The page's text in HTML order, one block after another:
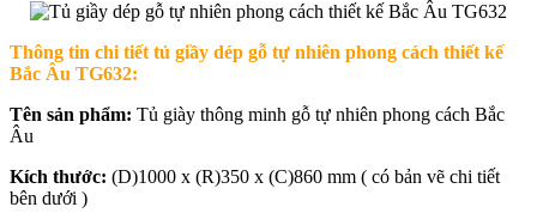
Thông tin chi tiết tủ giầy dép gỗ tự nhiên phong cách thiết kế
Bắc Âu TG632:
Tên sản phẩm: Tủ giày thông minh gỗ tự nhiên phong cách Bắc
Âu
Kích thước: (D)1000 x (R)350 x (C)860 mm ( có bản vẽ chi tiết
bên dưới )